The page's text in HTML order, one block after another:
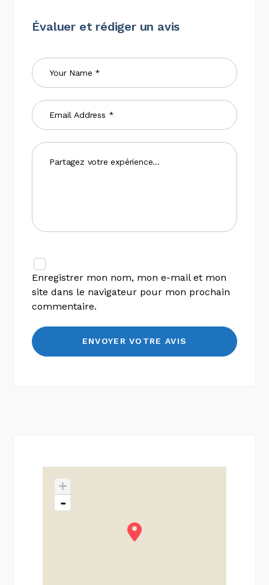
Évaluer et rédiger un avis
Enregistrer mon nom, mon e-mail et mon
site dans le navigateur pour mon prochain
commentaire.
+
-